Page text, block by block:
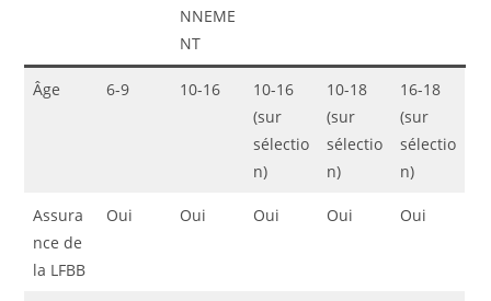
NNEME
NT
Âge 6-9 10-16
10-16
(sur
sélectio
n)
10-18
(sur
sélectio
n)
16-18
(sur
sélectio
n)
Assura
nce de
la LFBB
Oui Oui Oui Oui Oui